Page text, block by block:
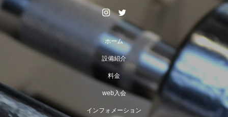
ホーム
設備紹介
料金
web入会
インフォメーション